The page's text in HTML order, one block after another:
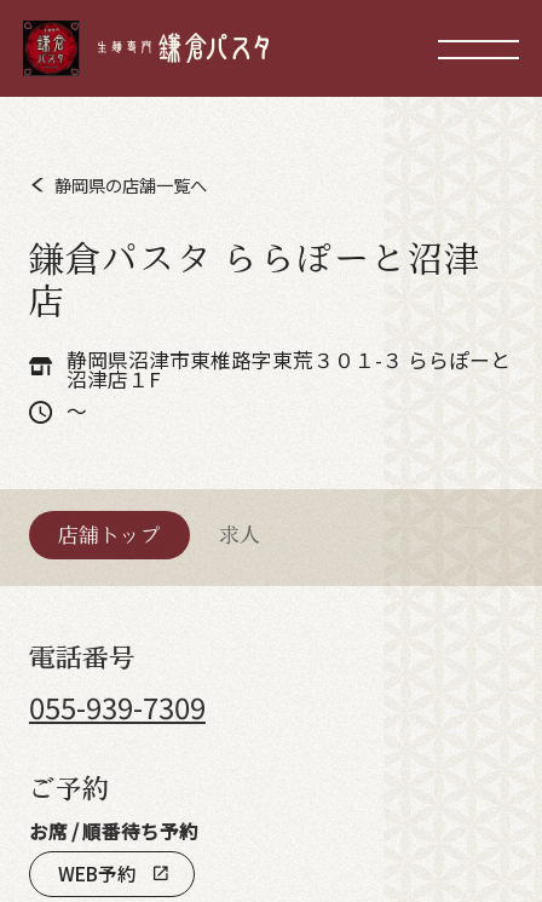
静岡県の店舗一覧へ
鎌倉パスタ ららぽーと沼津
店
静岡県沼津市東椎路字東荒３０１-３ ららぽーと
沼津店１F
～
店舗トップ 求人
電話番号
055-939-7309
ご予約
お席 / 順番待ち予約
WEB予約
open_in_new